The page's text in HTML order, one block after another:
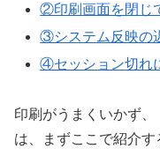
②印刷画面を閉じ
③システム反映の
④セッション切れ
印刷がうまくいかず
は、まずここで紹介す